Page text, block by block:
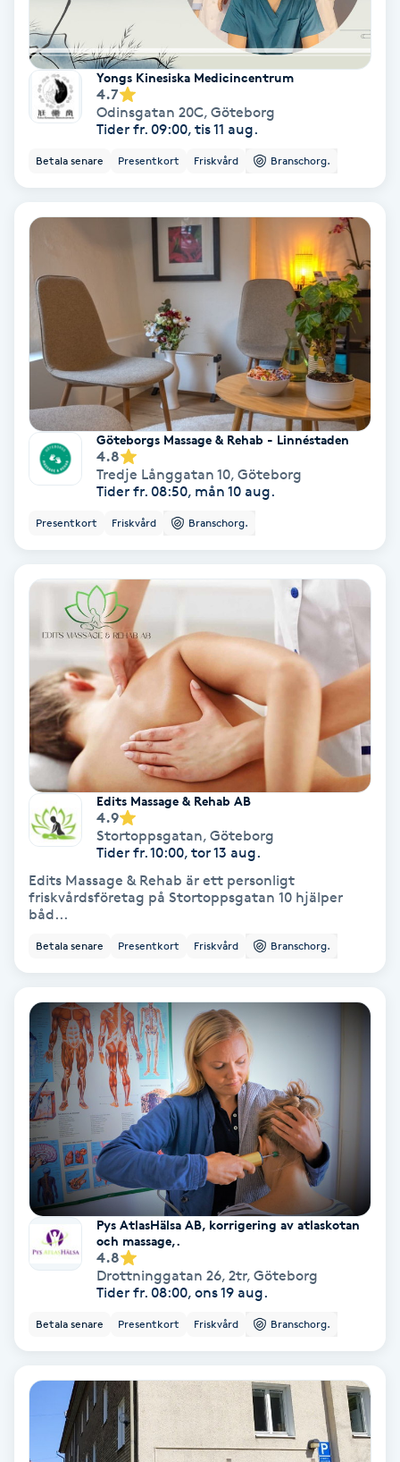
Frekvensterapi
Friskvård
Friskvårdsmassage
Frisör
Funktionsanalys
Färgning
Föning
Gel naglar
Gelenaglar
Gravidmassage
Gravidyoga
Gruppträning
Gua Sha-massage
Hatha Yoga
Headspa
Herrklippning
HIFU
Hollywood Peel
Hot Stone Massage
Hot yoga
Hudföryngring
Huduppstramning
Hudvård
Hyaluronsyra
Hyperhidros
Yongs Kinesiska Medicincentrum
4.7
Odinsgatan 20C, Göteborg
Tider fr. 09:00, tis 11 aug.
Betala senare Presentkort Friskvård Branschorg.
Göteborgs Massage & Rehab - Linnéstaden
4.8
Tredje Långgatan 10, Göteborg
Tider fr. 08:50, mån 10 aug.
Presentkort Friskvård Branschorg.
Edits Massage & Rehab AB
4.9
Stortoppsgatan, Göteborg
Tider fr. 10:00, tor 13 aug.
Edits Massage & Rehab är ett personligt
friskvårdsföretag på Stortoppsgatan 10 hjälper
båd...
Betala senare Presentkort Friskvård Branschorg.
Pys AtlasHälsa AB, korrigering av atlaskotan
och massage,.
4.8
Drottninggatan 26, 2tr, Göteborg
Tider fr. 08:00, ons 19 aug.
Betala senare Presentkort Friskvård Branschorg.